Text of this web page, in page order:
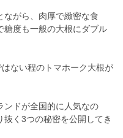
ながら、肉厚で緻密な食
糖度も一般の大根にダブル
ない程のトマホーク大根が
ンドが全国的に人気なの
く3つの秘密を公開してき